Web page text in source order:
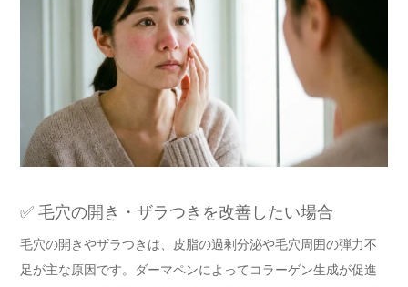
✅ 毛穴の開き・ザラつきを改善したい場合
毛穴の開きやザラつきは、皮脂の過剰分泌や毛穴周囲の弾力不
足が主な原因です。ダーマペンによってコラーゲン生成が促進